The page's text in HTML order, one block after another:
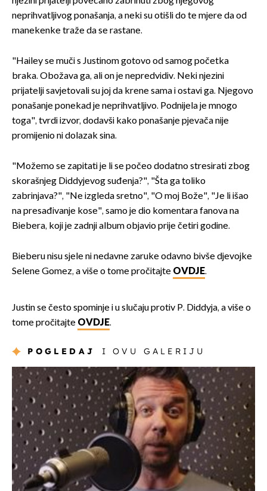
neprihvatljivog ponašanja, a neki su otišli do te mjere da od
manekenke traže da se rastane.
"Hailey se muči s Justinom gotovo od samog početka
braka. Obožava ga, ali on je nepredvidiv. Neki njezini
prijatelji savjetovali su joj da krene sama i ostavi ga. Njegovo
ponašanje ponekad je neprihvatljivo. Podnijela je mnogo
toga", tvrdi izvor, dodavši kako ponašanje pjevača nije
promijenio ni dolazak sina.
"Možemo se zapitati je li se počeo dodatno stresirati zbog
skorašnjeg Diddyjevog suđenja?", "Šta ga toliko
zabrinjava?", "Ne izgleda sretno", "O moj Bože", "Je li išao
na presađivanje kose", samo je dio komentara fanova na
Biebera, koji je zadnji album objavio prije četiri godine.
Bieberu nisu sjele ni nedavne zaruke odavno bivše djevojke
Selene Gomez, a više o tome pročitajte OVDJE.
Justin se često spominje i u slučaju protiv P. Diddyja, a više o
tome pročitajte OVDJE.
POGLEDAJ I OVU GALERIJU